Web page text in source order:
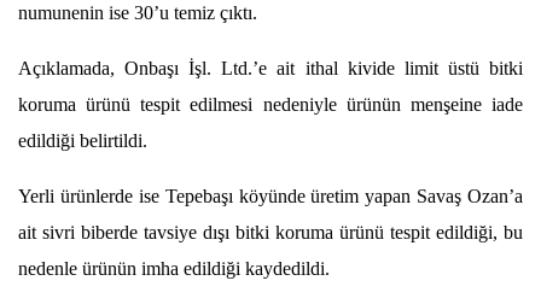
numunenin ise 30’u temiz çıktı.
Açıklamada, Onbaşı İşl. Ltd.’e ait ithal kivide limit üstü bitki
koruma ürünü tespit edilmesi nedeniyle ürünün menşeine iade
edildiği belirtildi.
Yerli ürünlerde ise Tepebaşı köyünde üretim yapan Savaş Ozan’a
ait sivri biberde tavsiye dışı bitki koruma ürünü tespit edildiği, bu
nedenle ürünün imha edildiği kaydedildi.